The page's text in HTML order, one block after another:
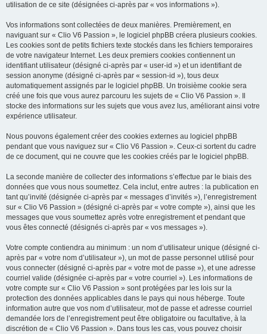
utilisation de ce site (désignées ci-après par « vos informations »).
Vos informations sont collectées de deux manières. Premièrement, en
naviguant sur « Clio V6 Passion », le logiciel phpBB créera plusieurs cookies.
Les cookies sont de petits fichiers texte stockés dans les fichiers temporaires
de votre navigateur Internet. Les deux premiers cookies contiennent un
identifiant utilisateur (désigné ci-après par « user-id ») et un identifiant de
session anonyme (désigné ci-après par « session-id »), tous deux
automatiquement assignés par le logiciel phpBB. Un troisième cookie sera
créé une fois que vous aurez parcouru les sujets de « Clio V6 Passion ». Il
stocke des informations sur les sujets que vous avez lus, améliorant ainsi votre
expérience utilisateur.
Nous pouvons également créer des cookies externes au logiciel phpBB
pendant que vous naviguez sur « Clio V6 Passion ». Ceux-ci sortent du cadre
de ce document, qui ne couvre que les cookies créés par le logiciel phpBB.
La seconde manière de collecter des informations s’effectue par le biais des
données que vous nous soumettez. Cela inclut, entre autres : la publication en
tant qu’invité (désignée ci-après par « messages d’invités »), l’enregistrement
sur « Clio V6 Passion » (désigné ci-après par « votre compte »), ainsi que les
messages que vous soumettez après votre enregistrement et pendant que
vous êtes connecté (désignés ci-après par « vos messages »).
Votre compte contiendra au minimum : un nom d’utilisateur unique (désigné ci-
après par « votre nom d’utilisateur »), un mot de passe personnel utilisé pour
vous connecter (désigné ci-après par « votre mot de passe »), et une adresse
courriel valide (désignée ci-après par « votre courriel »). Les informations de
votre compte sur « Clio V6 Passion » sont protégées par les lois sur la
protection des données applicables dans le pays qui nous héberge. Toute
information autre que vos nom d’utilisateur, mot de passe et adresse courriel
demandée lors de l’enregistrement peut être obligatoire ou facultative, à la
discrétion de « Clio V6 Passion ». Dans tous les cas, vous pouvez choisir